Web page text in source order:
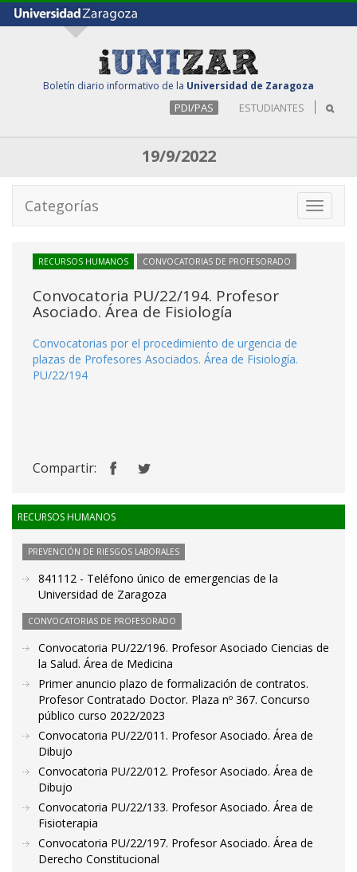
Boletín diario informativo de la Universidad de Zaragoza
PDI/PAS ESTUDIANTES
19/9/2022
Toggle
Categorías
RECURSOS HUMANOS CONVOCATORIAS DE PROFESORADO
Convocatoria PU/22/194. Profesor
Asociado. Área de Fisiología
Convocatorias por el procedimiento de urgencia de
plazas de Profesores Asociados. Área de Fisiología.
PU/22/194
Compartir:
RECURSOS HUMANOS
PREVENCIÓN DE RIESGOS LABORALES
841112 - Teléfono único de emergencias de la
Universidad de Zaragoza
CONVOCATORIAS DE PROFESORADO
Convocatoria PU/22/196. Profesor Asociado Ciencias de
la Salud. Área de Medicina
Primer anuncio plazo de formalización de contratos.
Profesor Contratado Doctor. Plaza nº 367. Concurso
público curso 2022/2023
Convocatoria PU/22/011. Profesor Asociado. Área de
Dibujo
Convocatoria PU/22/012. Profesor Asociado. Área de
Dibujo
Convocatoria PU/22/133. Profesor Asociado. Área de
Fisioterapia
Convocatoria PU/22/197. Profesor Asociado. Área de
Derecho Constitucional